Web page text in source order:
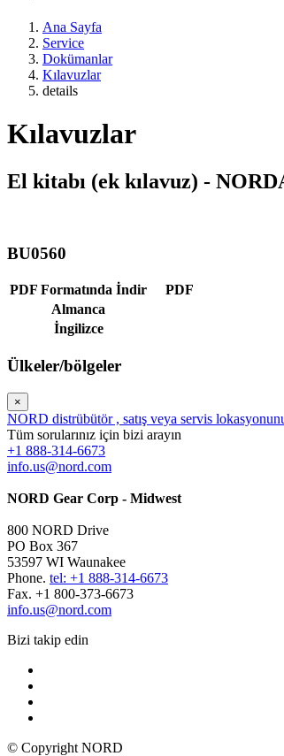
Ana Sayfa
Service
Dokümanlar
Kılavuzlar
details
Kılavuzlar
El kitabı (ek kılavuz) -
BU0560
PDF Formatında İndir
PDF
Almanca
İngilizce
Ülkeler/bölgeler
×
NORD distrübütör , satış veya servis
Tüm sorularınız için bizi arayın
+1 888-314-6673
info.us@nord.com
NORD Gear Corp - Midwest
800 NORD Drive
PO Box 367
53597 WI Waunakee
Phone. tel: +1 888-314-6673
Fax. +1 800-373-6673
info.us@nord.com
Bizi takip edin
© Copyright NORD